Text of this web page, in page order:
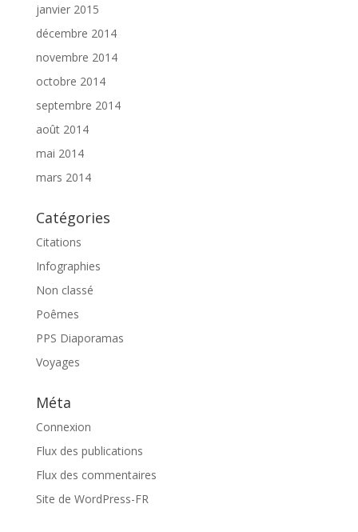
janvier 2015
décembre 2014
novembre 2014
octobre 2014
septembre 2014
août 2014
mai 2014
mars 2014
Catégories
Citations
Infographies
Non classé
Poêmes
PPS Diaporamas
Voyages
Méta
Connexion
Flux des publications
Flux des commentaires
Site de WordPress-FR